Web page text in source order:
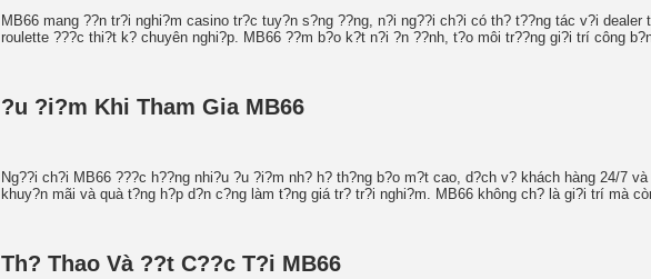
MB66 mang ??n tr?i nghi?m casino tr?c tuy?n s?ng ??ng, n?i ng??i ch?i có th? t??ng tác v?i
roulette ???c thi?t k? chuyên nghi?p. MB66 ??m b?o k?t n?i ?n ??nh, t?o môi tr??ng gi?i trí công
?u ?i?m Khi Tham Gia MB66
Ng??i ch?i MB66 ???c h??ng nhi?u ?u ?i?m nh? h? th?ng b?o m?t cao, d?ch v? khách hàng 24/7
khuy?n mãi và quà t?ng h?p d?n c?ng làm t?ng giá tr? tr?i nghi?m. MB66 không ch? là gi?i trí mà
Th? Thao Và ??t C??c T?i MB66